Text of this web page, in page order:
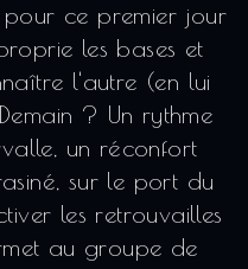
pour ce premier jour
les bases et
l'autre (en lui
? Un rythme
un réconfort
sur le port du
les retrouvailles
au groupe de